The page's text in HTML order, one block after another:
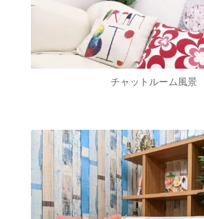
チャットルーム風景